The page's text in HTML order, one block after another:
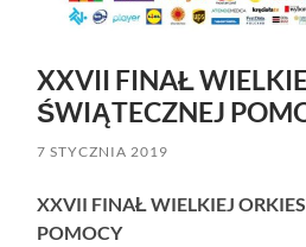
XXVII FINAŁ
ŚWIĄTECZNEJ
7 STYCZNIA 2019
XXVII FINAŁ WIELKIEJ
POMOCY